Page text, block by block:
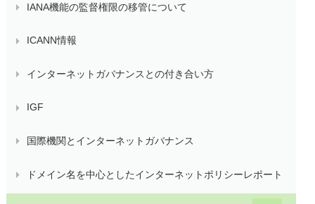
IANA機能の監督権限の移管について
ICANN情報
インターネットガバナンスとの付き合い方
IGF
国際機関とインターネットガバナンス
ドメイン名を中心としたインターネットポリシーレポート